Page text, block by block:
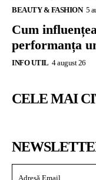
BEAUTY & FASHION 5
Cum
performanța
INFO UTIL 4 august 26
CELE MAI